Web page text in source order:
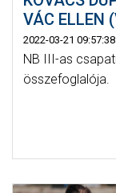
VÁC ELLEN
2022-03-21 09:57:38
NB III-as
összefoglalója.